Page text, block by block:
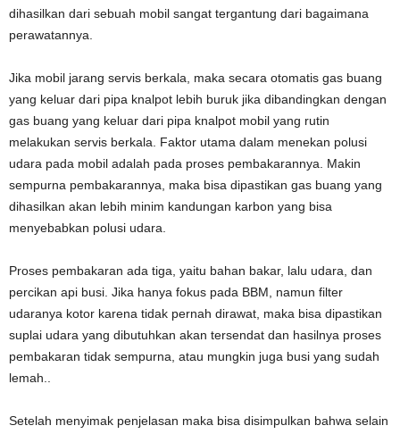
dihasilkan dari sebuah mobil sangat tergantung dari bagaimana
perawatannya.
Jika mobil jarang servis berkala, maka secara otomatis gas buang
yang keluar dari pipa knalpot lebih buruk jika dibandingkan dengan
gas buang yang keluar dari pipa knalpot mobil yang rutin
melakukan servis berkala. Faktor utama dalam menekan polusi
udara pada mobil adalah pada proses pembakarannya. Makin
sempurna pembakarannya, maka bisa dipastikan gas buang yang
dihasilkan akan lebih minim kandungan karbon yang bisa
menyebabkan polusi udara.
Proses pembakaran ada tiga, yaitu bahan bakar, lalu udara, dan
percikan api busi. Jika hanya fokus pada BBM, namun filter
udaranya kotor karena tidak pernah dirawat, maka bisa dipastikan
suplai udara yang dibutuhkan akan tersendat dan hasilnya proses
pembakaran tidak sempurna, atau mungkin juga busi yang sudah
lemah..
Setelah menyimak penjelasan maka bisa disimpulkan bahwa selain